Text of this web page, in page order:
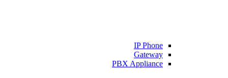
IP Phone
Gateway
PBX Appliance